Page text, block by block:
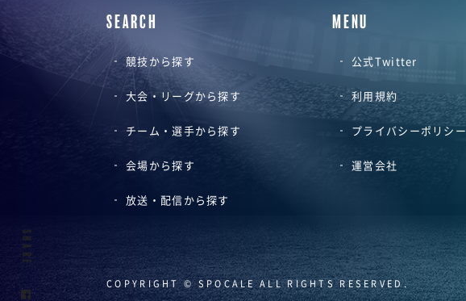
SEARCH
競技から探す
大会・リーグから探す
チーム・選手から探す
会場から探す
放送・配信から探す
MENU
公式Twitter
利用規約
プライバシーポリシー
運営会社
COPYRIGHT © SPOCALE ALL RIGHTS RESERVED.
SHARE